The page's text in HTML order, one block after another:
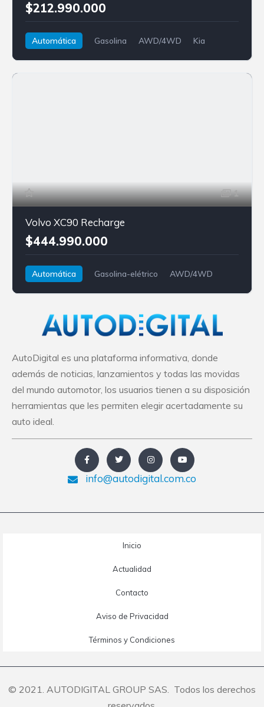
$212.990.000
Automática Gasolina AWD/4WD
Kia
1
Volvo XC90 Recharge
$444.990.000
Automática Gasolina-elétrico
AWD/4WD
AutoDigital es una plataforma informativa, donde
además de noticias, lanzamientos y todas las movidas
del mundo automotor, los usuarios tienen a su disposición
herramientas que les permiten elegir acertadamente su
auto ideal.
info@autodigital.com.co
Inicio
Actualidad
Contacto
Aviso de Privacidad
Términos y Condiciones
© 2021. AUTODIGITAL GROUP SAS. Todos los derechos